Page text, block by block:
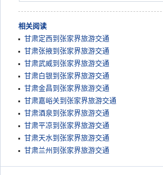
相关阅读
甘肃定西到张家界旅游交通
甘肃张掖到张家界旅游交通
甘肃武威到张家界旅游交通
甘肃白银到张家界旅游交通
甘肃金昌到张家界旅游交通
甘肃嘉峪关到张家界旅游交通
甘肃酒泉到张家界旅游交通
甘肃平凉到张家界旅游交通
甘肃天水到张家界旅游交通
甘肃兰州到张家界旅游交通